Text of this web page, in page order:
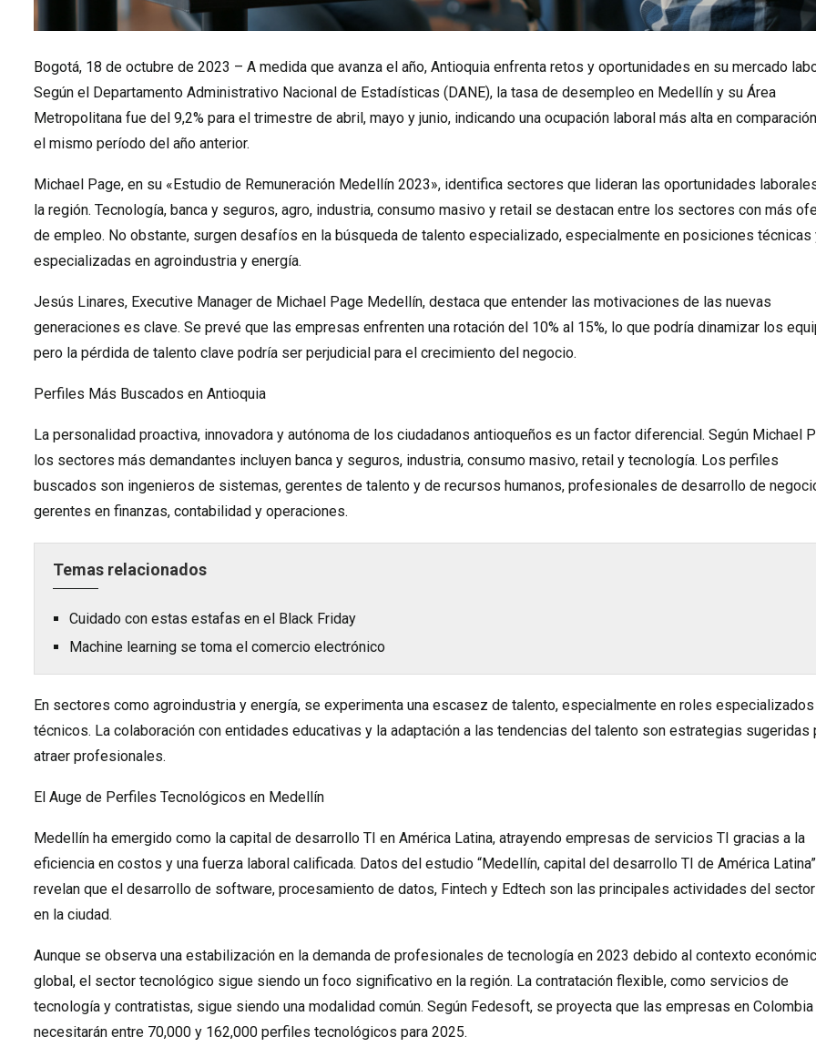
Bogotá, 18 de octubre de 2023 – A medida que avanza el año, Antioquia enfrenta retos y oportunidades en su mercado
Según el Departamento Administrativo Nacional de Estadísticas (DANE), la tasa de desempleo en Medellín y su Área
Metropolitana fue del 9,2% para el trimestre de abril, mayo y junio, indicando una ocupación laboral más alta en
el mismo período del año anterior.
Michael Page, en su «Estudio de Remuneración Medellín 2023», identifica sectores que lideran las oportunidades
la región. Tecnología, banca y seguros, agro, industria, consumo masivo y retail se destacan entre los sectores con más
de empleo. No obstante, surgen desafíos en la búsqueda de talento especializado, especialmente en posiciones técnicas
especializadas en agroindustria y energía.
Jesús Linares, Executive Manager de Michael Page Medellín, destaca que entender las motivaciones de las nuevas
generaciones es clave. Se prevé que las empresas enfrenten una rotación del 10% al 15%, lo que podría dinamizar los
pero la pérdida de talento clave podría ser perjudicial para el crecimiento del negocio.
Perfiles Más Buscados en Antioquia
La personalidad proactiva, innovadora y autónoma de los ciudadanos antioqueños es un factor diferencial. Según Michael
los sectores más demandantes incluyen banca y seguros, industria, consumo masivo, retail y tecnología. Los perfiles
buscados son ingenieros de sistemas, gerentes de talento y de recursos humanos, profesionales de desarrollo de
gerentes en finanzas, contabilidad y operaciones.
Temas relacionados
Cuidado con estas estafas en el Black Friday
Machine learning se toma el comercio electrónico
En sectores como agroindustria y energía, se experimenta una escasez de talento, especialmente en roles
técnicos. La colaboración con entidades educativas y la adaptación a las tendencias del talento son estrategias sugeridas
atraer profesionales.
El Auge de Perfiles Tecnológicos en Medellín
Medellín ha emergido como la capital de desarrollo TI en América Latina, atrayendo empresas de servicios TI gracias a la
eficiencia en costos y una fuerza laboral calificada. Datos del estudio “Medellín, capital del desarrollo TI de América Latina”
revelan que el desarrollo de software, procesamiento de datos, Fintech y Edtech son las principales actividades del
en la ciudad.
Aunque se observa una estabilización en la demanda de profesionales de tecnología en 2023 debido al contexto
global, el sector tecnológico sigue siendo un foco significativo en la región. La contratación flexible, como servicios de
tecnología y contratistas, sigue siendo una modalidad común. Según Fedesoft, se proyecta que las empresas en Colombia
necesitarán entre 70,000 y 162,000 perfiles tecnológicos para 2025.